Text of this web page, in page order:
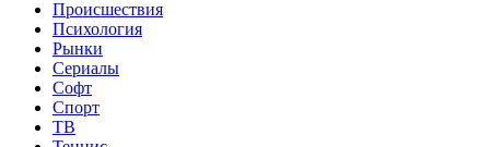
Происшествия
Психология
Рынки
Сериалы
Софт
Спорт
ТВ